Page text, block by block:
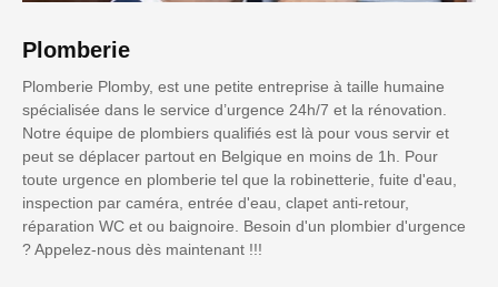
Plomberie
Plomberie Plomby, est une petite entreprise à taille humaine
spécialisée dans le service d’urgence 24h/7 et la rénovation.
Notre équipe de plombiers qualifiés est là pour vous servir et
peut se déplacer partout en Belgique en moins de 1h. Pour
toute urgence en plomberie tel que la robinetterie, fuite d'eau,
inspection par caméra, entrée d'eau, clapet anti-retour,
réparation WC et ou baignoire. Besoin d'un plombier d'urgence
? Appelez-nous dès maintenant !!!